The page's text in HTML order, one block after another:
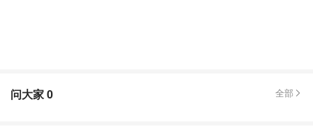
问大家0 全部